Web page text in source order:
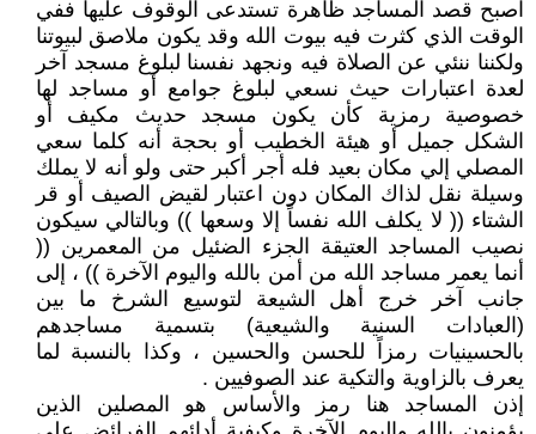
اصبح قصد المساجد ظاهرة تستدعى الوقوف عليها ففي
الوقت الذي كثرت فيه بيوت الله وقد يكون ملاصق لبيوتنا
ولكننا ننئي عن الصلاة فيه ونجهد نفسنا لبلوغ مسجد آخر
لعدة اعتبارات حيث نسعي لبلوغ جوامع أو مساجد لها
خصوصية رمزية كأن يكون مسجد حديث مكيف أو
الشكل جميل أو هيئة الخطيب أو بحجة أنه كلما سعي
المصلي إلي مكان بعيد فله أجر أكبر حتى ولو أنه لا يملك
وسيلة نقل لذاك المكان دون اعتبار لقيض الصيف أو قر
الشتاء (( لا يكلف الله نفساً إلا وسعها )) وبالتالي سيكون
نصيب المساجد العتيقة الجزء الضئيل من المعمرين ((
أنما يعمر مساجد الله من أمن بالله واليوم الآخرة )) ، إلى
جانب آخر خرج أهل الشيعة لتوسيع الشرخ ما بين
(العبادات السنية والشيعية) بتسمية مساجدهم
بالحسينيات رمزاً للحسن والحسين ، وكذا بالنسبة لما
يعرف بالزاوية والتكية عند الصوفيين .
إذن المساجد هنا رمز والأساس هو المصلين الذين